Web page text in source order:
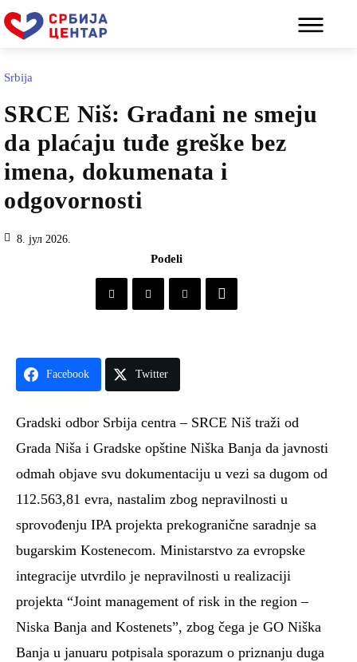
Srbija
SRCE Niš: Građani ne smeju
da plaćaju tuđe greške bez
imena, dokumenata i
odgovornosti
8. јул 2026.
Podeli
Facebook Twitter
Gradski odbor Srbija centra – SRCE Niš traži od
Grada Niša i Gradske opštine Niška Banja da javnosti
odmah objave svu dokumentaciju u vezi sa dugom od
112.563,81 evra, nastalim zbog nepravilnosti u
sprovođenju IPA projekta prekogranične saradnje sa
bugarskim Kostenecom. Ministarstvo za evropske
integracije utvrdilo je nepravilnosti u realizaciji
projekta “Joint management of risk in the region –
Niska Banja and Kostenets”, zbog čega je GO Niška
Banja u januaru potpisala sporazum o priznanju duga